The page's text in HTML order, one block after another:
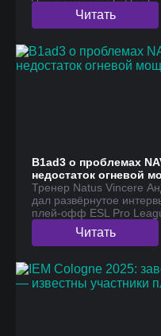
Читать
B1ad3 о проблемах
недостаток огневой
Тренер Natus Vincere
дал развёрнутое
плей-офф ESL Pro
Читать